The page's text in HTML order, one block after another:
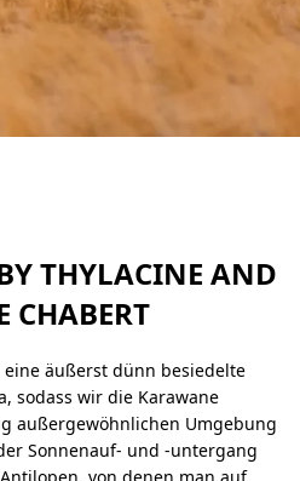
THYLACINE AND
CHABERT
eine äußerst dünn besiedelte
sodass wir die Karawane
außergewöhnlichen Umgebung
Sonnenauf- und -untergang